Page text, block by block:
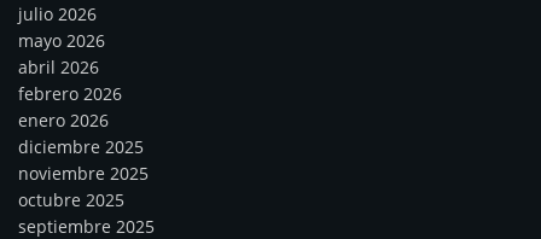
julio 2026
mayo 2026
abril 2026
febrero 2026
enero 2026
diciembre 2025
noviembre 2025
octubre 2025
septiembre 2025